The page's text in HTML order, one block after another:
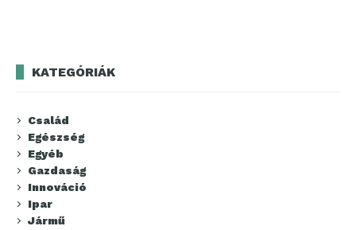
KATEGÓRIÁK
Család
Egészség
Egyéb
Gazdaság
Innováció
Ipar
Jármű